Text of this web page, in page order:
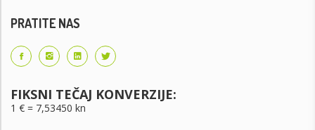
PRATITE NAS
FIKSNI TEČAJ KONVERZIJE:
1 € = 7,53450 kn